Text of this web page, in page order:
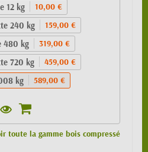
12 kg 10,00 €
240 kg 159,00 €
480 kg 319,00 €
720 kg 459,00 €
kg 589,00 €
toute la gamme bois compressé